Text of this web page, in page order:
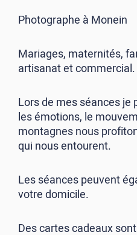
Photographe à Monein
Mariages, maternités,
artisanat et commercial.
Lors de mes séances je
les émotions, le
montagnes nous
qui nous entourent.
Les séances peuvent
votre domicile.
Des cartes cadeaux